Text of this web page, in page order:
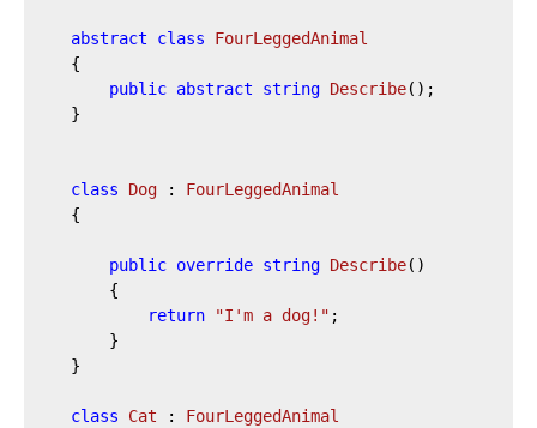
abstract class
FourLeggedAnimal
    {
public abstract string Describe( ) ;
    }
class Dog : FourLeggedAnimal
    {
public override string Describe( )
        {
return
"I'm a dog!" ;
        }
    }
class Cat : FourLeggedAnimal